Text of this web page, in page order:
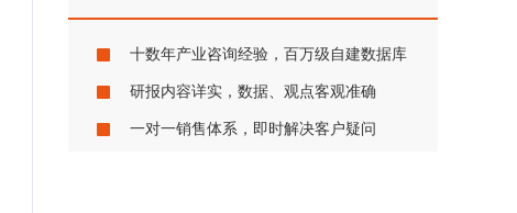
十数年产业咨询经验，百万级自建数据库
研报内容详实，数据、观点客观准确
一对一销售体系，即时解决客户疑问